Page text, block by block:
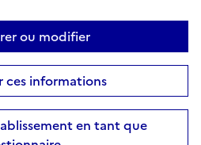
ou modifier
ces informations
en tant que